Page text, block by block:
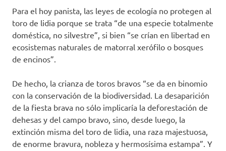
Para el hoy panista, las leyes de ecología no protegen al
toro de lidia porque se trata “de una especie totalmente
doméstica, no silvestre”, si bien “se crían en libertad en
ecosistemas naturales de matorral xerófilo o bosques
de encinos”.
De hecho, la crianza de toros bravos “se da en binomio
con la conservación de la biodiversidad. La desaparición
de la fiesta brava no sólo implicaría la deforestación de
dehesas y del campo bravo, sino, desde luego, la
extinción misma del toro de lidia, una raza majestuosa,
de enorme bravura, nobleza y hermosísima estampa”. Y